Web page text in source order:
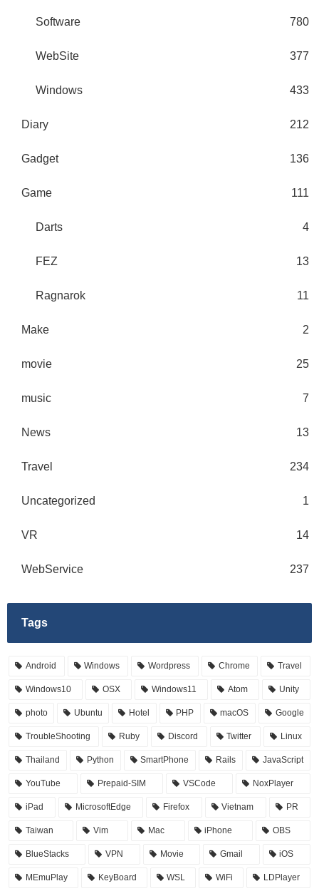
Software 780
WebSite 377
Windows 433
Diary 212
Gadget 136
Game 111
Darts 4
FEZ 13
Ragnarok 11
Make 2
movie 25
music 7
News 13
Travel 234
Uncategorized 1
VR 14
WebService 237
Tags
Android Windows Wordpress Chrome Travel
Windows10 OSX Windows11 Atom Unity
photo Ubuntu Hotel PHP macOS Google
TroubleShooting Ruby Discord Twitter Linux
Thailand Python SmartPhone Rails JavaScript
YouTube Prepaid-SIM VSCode NoxPlayer
iPad MicrosoftEdge Firefox Vietnam PR
Taiwan Vim Mac iPhone OBS
BlueStacks VPN Movie Gmail iOS
MEmuPlay KeyBoard WSL WiFi LDPlayer